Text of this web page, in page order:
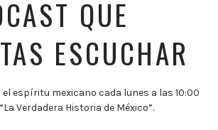
QUE
ESCUCHAR
espíritu mexicano cada lunes a las 10:00
Verdadera Historia de México”.